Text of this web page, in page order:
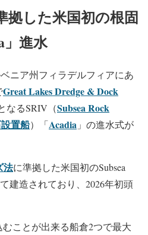
拠した米国初の根固
」進水
ニア州フィラデルフィアにあ
Great Lakes Dredge & Dock
なるSRIV（Subsea Rock
置船）「Acadia 」の進水式が
法に準拠した米国初のSubsea
て建造されており、2026年初頭
ことが出来る船倉2つで最大